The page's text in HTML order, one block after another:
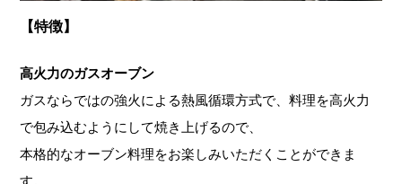
【特徴】
高火力のガスオーブン
ガスならではの強火による熱風循環方式で、料理を高火力
で包み込むようにして焼き上げるので、
本格的なオーブン料理をお楽しみいただくことができま